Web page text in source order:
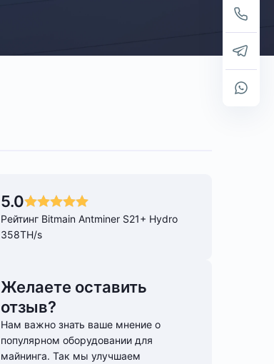
5.0
Рейтинг Bitmain Antminer S21+ Hydro
358TH/s
Желаете оставить
отзыв?
Нам важно знать ваше мнение о
популярном оборудовании для
майнинга. Так мы улучшаем